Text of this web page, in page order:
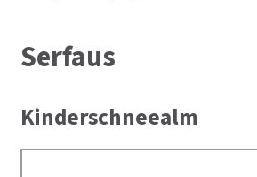
Serfaus
Kinderschneealm